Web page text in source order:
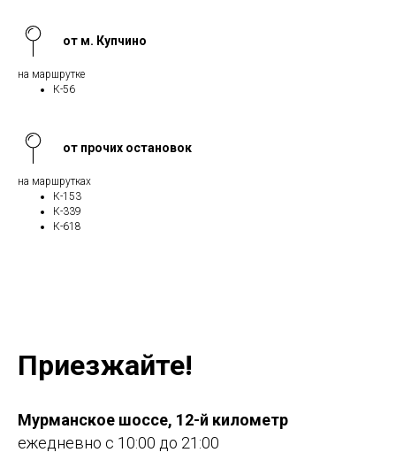
от м. Купчино
на маршрутке
К-56
от прочих остановок
на маршрутках
К-153
К-339
К-618
Приезжайте!
Мурманское шоссе, 12-й километр
ежедневно с 10:00 до 21:00